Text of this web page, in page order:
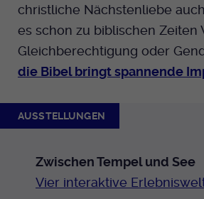
christliche Nächstenliebe
es schon zu biblischen Zeiten
Gleichberechtigung oder
die Bibel bringt spannende
AUSSTELLUNGEN
Zwischen Tempel und See
Vier interaktive